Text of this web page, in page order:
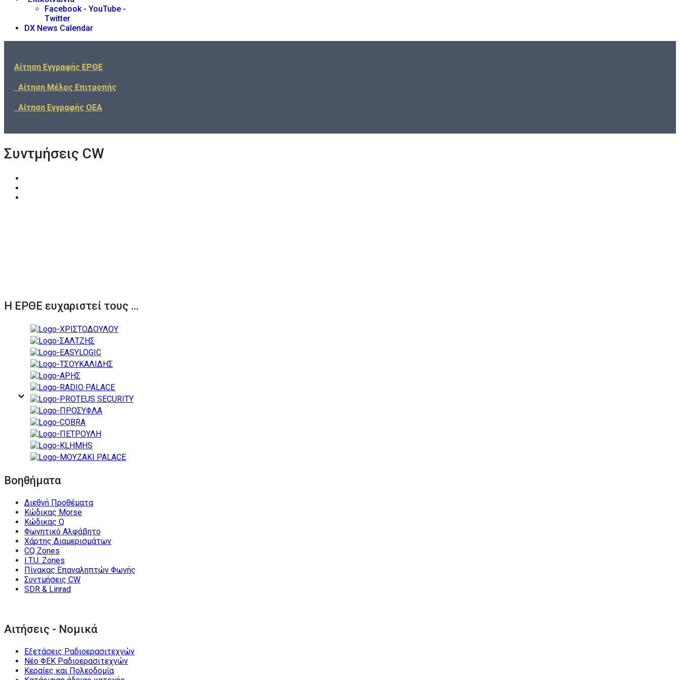
Facebook - YouTube -
Twitter
DX News Calendar
Αίτηση Εγγραφής ΕΡΘΕ
Αίτηση Μέλος Επιτροπής
Αίτηση Εγγραφής ΟΕΑ
Συντμήσεις CW
Η ΕΡΘΕ ευχαριστεί τους ...
Βοηθήματα
Διεθνή Προθέματα
Κώδικας Morse
Κώδικας Q
Φωνητικό Αλφάβητο
Χάρτης Διαμερισμάτων
CQ Zones
I.T.U. Zones
Πίνακας Επαναληπτών Φωνής
Συντμήσεις CW
SDR & Linrad
Αιτήσεις - Νομικά
Εξετάσεις Ραδιοερασιτεχνών
Νέο ΦΕΚ Ραδιοερασιτεχνών
Κεραίες και Πολεοδομία